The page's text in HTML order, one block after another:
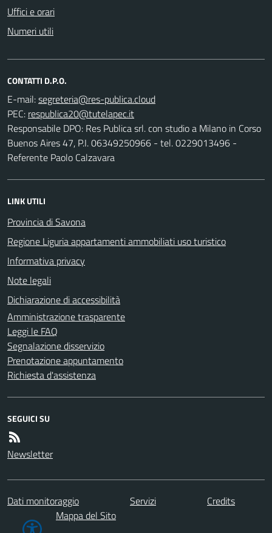
Uffici e orari
Numeri utili
CONTATTI D.P.O.
E-mail:
PEC:
Responsabile DPO: Res Publica srl. con studio a Milano in Corso
Buenos Aires 47, P.I. 06349250966 - tel. 0229013496 -
Referente Paolo Calzavara
LINK UTILI
Provincia di Savona
Regione Liguria appartamenti ammobiliati uso turistico
Informativa privacy
Note legali
Dichiarazione di accessibilità
Amministrazione trasparente
Leggi le FAQ
Segnalazione disservizio
Prenotazione appuntamento
Richiesta d'assistenza
SEGUICI SU
Newsletter
Dati monitoraggio Servizi
Credits
Mappa del Sito